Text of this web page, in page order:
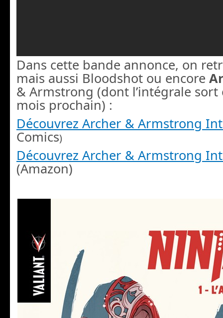
Dans cette bande annonce, on
mais aussi Bloodshot ou encore
& Armstrong (dont l’intégrale sort
mois prochain) :
Découvrez Archer & Armstrong
Comics)
Découvrez Archer & Armstrong
(Amazon)